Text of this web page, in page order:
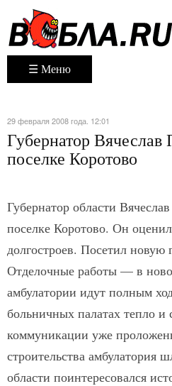
☰ Меню
29 февраля 2008 года. 12:01
Губернатор Вячеслав
поселке Коротово
Губернатор области
поселке Коротово. Он
долгостроев. Посетил новую
Отделочные работы — в
амбулатории идут полным
больничных палатах тепло и
коммуникации уже
строительства амбулатория
области поинтересовался